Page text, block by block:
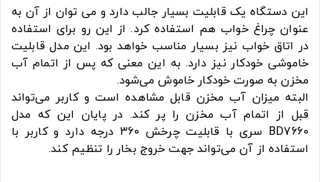
این دستگاه یک قابلیت بسیار جالب دارد و می‌ توان از آن به
عنوان چراغ خواب هم استفاده کرد. از این رو برای استفاده
در اتاق خواب نیز بسیار مناسب خواهد بود. این مدل قابلیت
خاموشی خودکار نیز دارد. به این معنی که پس از اتمام آب
مخزن به صورت خودکار خاموش می‌شود.
البته میزان آب مخزن قابل مشاهده است و کاربر می‌تواند
قبل از اتمام آب مخزن را پر کند. در پایان این که مدل
BD7660 سری با قابلیت چرخش 360 درجه دارد و کاربر با
استفاده از آن می‌تواند جهت خروج بخار را تنظیم کند.